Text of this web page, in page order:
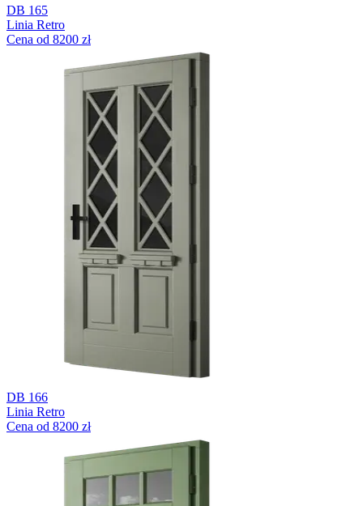
DB 165
Linia Retro
Cena od 8200 zł
DB 166
Linia Retro
Cena od 8200 zł